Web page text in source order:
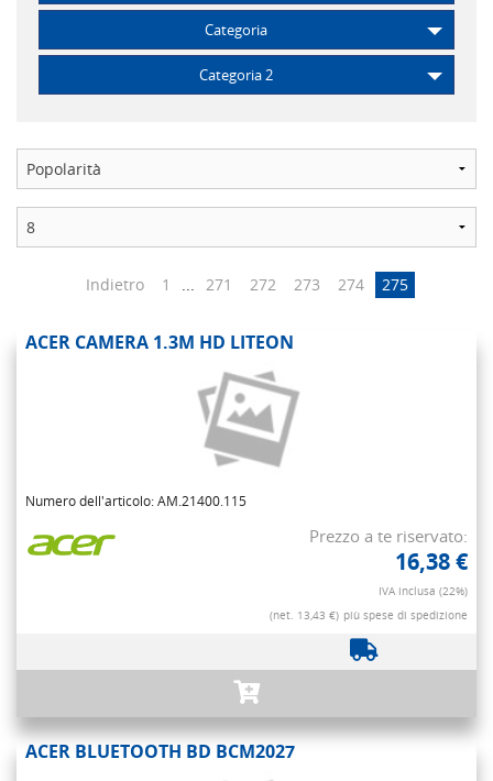
Categoria
Categoria 2
Indietro 1 ... 271 272 273 274 275
ACER CAMERA 1.3M HD LITEON
Numero dell'articolo: AM.21400.115
Prezzo a te riservato:
16,38 €
IVA inclusa (22%)
(net. 13,43 €) più spese di spedizione
ACER BLUETOOTH BD BCM2027